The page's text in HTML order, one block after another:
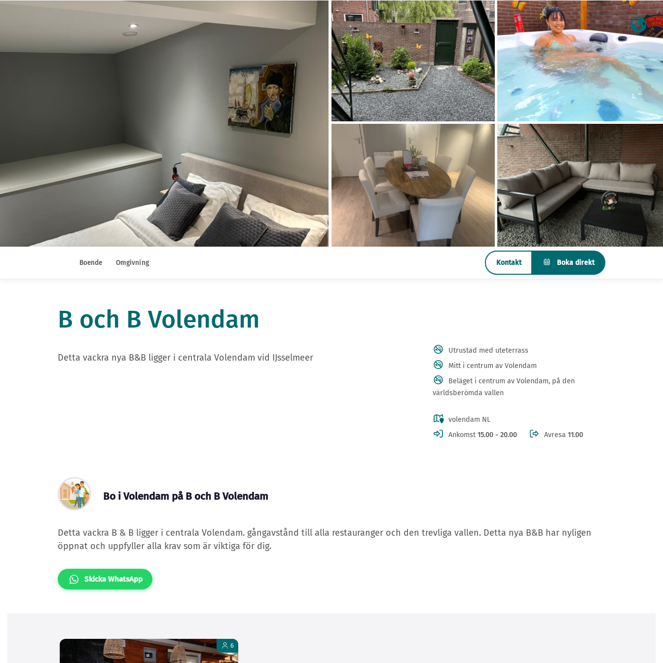
Boende Omgivning Kontakt Boka direkt
B och B Volendam
Detta vackra nya B&B ligger i centrala Volendam vid IJsselmeer
Utrustad med uteterrass
Mitt i centrum av Volendam
Beläget i centrum av Volendam, på den
världsberömda vallen
volendam NL
Ankomst 15.00 - 20.00 Avresa 11.00
Bo i Volendam på B och B Volendam
Detta vackra B & B ligger i centrala Volendam. gångavstånd till alla restauranger och den trevliga vallen. Detta nya B&B har nyligen
öppnat och uppfyller alla krav som är viktiga för dig.
Skicka WhatsApp
6